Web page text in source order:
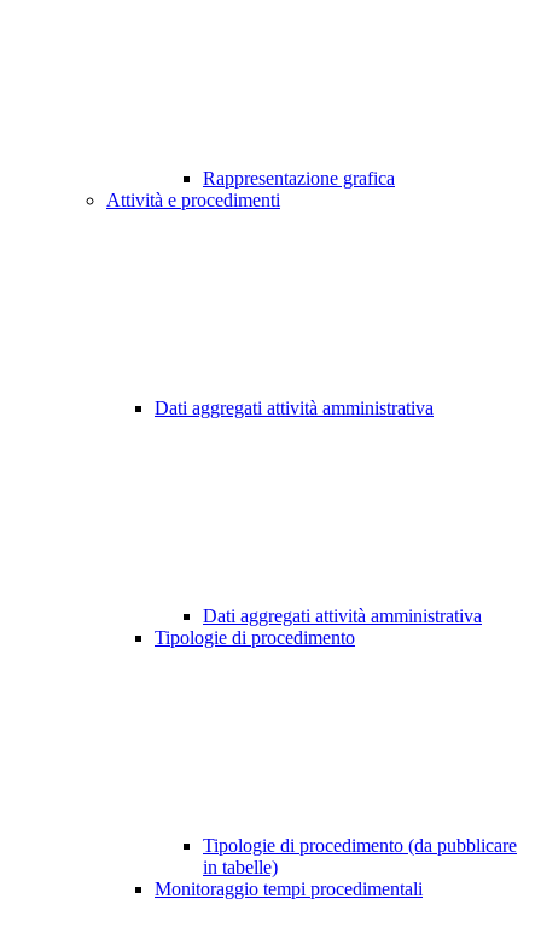
Rappresentazione grafica
Attività e procedimenti
Dati aggregati attività amministrativa
Dati aggregati attività amministrativa
Tipologie di procedimento
Tipologie di procedimento (da pubblicare
in tabelle)
Monitoraggio tempi procedimentali